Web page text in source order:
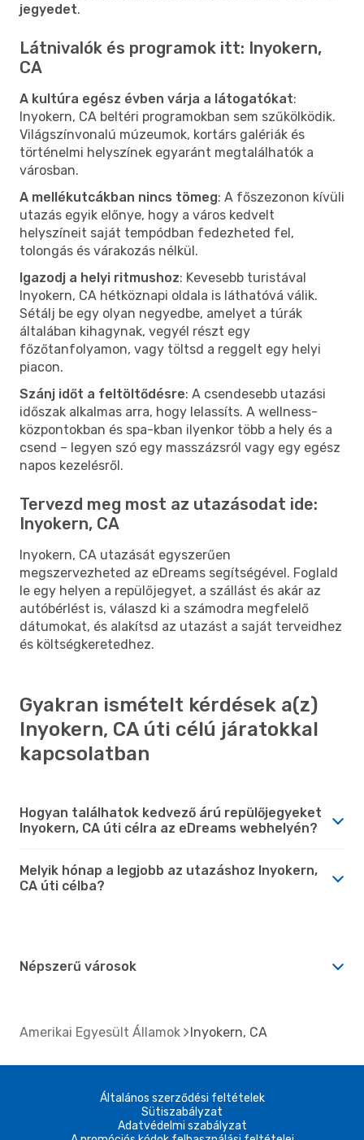
jegyedet.
Látnivalók és programok itt: Inyokern,
CA
A kultúra egész évben várja a látogatókat:
Inyokern, CA beltéri programokban sem szűkölködik.
Világszínvonalú múzeumok, kortárs galériák és
történelmi helyszínek egyaránt megtalálhatók a
városban.
A mellékutcákban nincs tömeg: A főszezonon kívüli
utazás egyik előnye, hogy a város kedvelt
helyszíneit saját tempódban fedezheted fel,
tolongás és várakozás nélkül.
Igazodj a helyi ritmushoz: Kevesebb turistával
Inyokern, CA hétköznapi oldala is láthatóvá válik.
Sétálj be egy olyan negyedbe, amelyet a túrák
általában kihagynak, vegyél részt egy
főzőtanfolyamon, vagy töltsd a reggelt egy helyi
piacon.
Szánj időt a feltöltődésre: A csendesebb utazási
időszak alkalmas arra, hogy lelassíts. A wellness-
központokban és spa-kban ilyenkor több a hely és a
csend – legyen szó egy masszázsról vagy egy egész
napos kezelésről.
Tervezd meg most az utazásodat ide:
Inyokern, CA
Inyokern, CA utazását egyszerűen
megszervezheted az eDreams segítségével. Foglald
le egy helyen a repülőjegyet, a szállást és akár az
autóbérlést is, válaszd ki a számodra megfelelő
dátumokat, és alakítsd az utazást a saját terveidhez
és költségkeretedhez.
Gyakran ismételt kérdések a(z)
Inyokern, CA úti célú járatokkal
kapcsolatban
Hogyan találhatok kedvező árú repülőjegyeket
Inyokern, CA úti célra az eDreams webhelyén?
Melyik hónap a legjobb az utazáshoz Inyokern,
CA úti célba?
Népszerű városok
Amerikai Egyesült Államok Inyokern, CA
Általános szerződési feltételek
Sütiszabályzat
Adatvédelmi szabályzat